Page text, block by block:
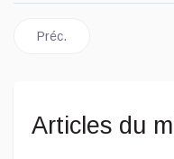
Article précédent :
Préc.
Articles du